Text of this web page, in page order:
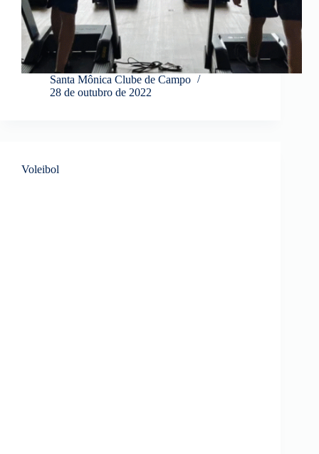
Santa Mônica Clube de Campo
28 de outubro de 2022
Voleibol